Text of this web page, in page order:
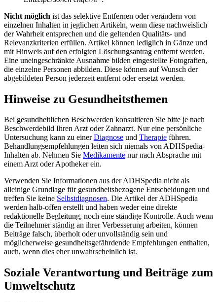
Nicht möglich ist das selektive Entfernen oder verändern von
einzelnen Inhalten in jeglichen Artikeln, wenn diese nachweislich
der Wahrheit entsprechen und die geltenden Qualitäts- und
Relevanzkriterien erfüllen. Artikel können lediglich in Gänze und
mit Hinweis auf den erfolgten Löschungsantrag entfernt werden.
Eine uneingeschränkte Ausnahme bilden eingestellte Fotografien,
die einzelne Personen abbilden. Diese können auf Wunsch der
abgebildeten Person jederzeit entfernt oder ersetzt werden.
Hinweise zu Gesundheitsthemen
Bei gesundheitlichen Beschwerden konsultieren Sie bitte je nach
Beschwerdebild Ihren Arzt oder Zahnarzt. Nur eine persönliche
Untersuchung kann zu einerDiagnose und Therapie führen.
Behandlungsempfehlungen leiten sich niemals von ADHSpedia-
Inhalten ab. Nehmen Sie Medikamente nur nach Absprache mit
einem Arzt oder Apotheker ein.
Verwenden Sie Informationen aus der ADHSpedia nicht als
alleinige Grundlage für gesundheitsbezogene Entscheidungen und
treffen Sie keine Selbstdiagnosen. Die Artikel der ADHSpedia
werden halb-offen erstellt und haben weder eine direkte
redaktionelle Begleitung, noch eine ständige Kontrolle. Auch wenn
die Teilnehmer ständig an ihrer Verbesserung arbeiten, können
Beiträge falsch, überholt oder unvollständig sein und
möglicherweise gesundheitsgefährdende Empfehlungen enthalten,
auch, wenn dies eher unwahrscheinlich ist.
Soziale Verantwortung und Beiträge zum
Umweltschutz